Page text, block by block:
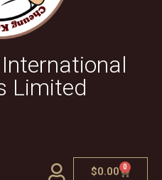
Limited
$0.00 0